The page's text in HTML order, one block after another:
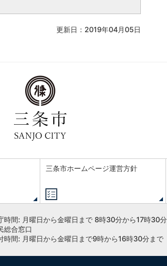
更新日：2019年04月05日
三条市ホームページ運営方針
時間: 月曜日から金曜日まで 8時30分から17時30
総合窓口
時間: 月曜日から金曜日まで9時から16時30分まで